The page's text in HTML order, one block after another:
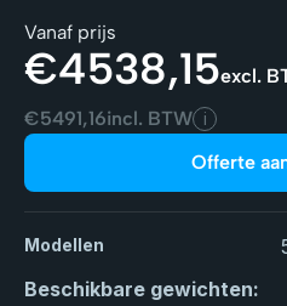
Vanaf prijs
€4538,15excl.
€5491,16incl. BTW i
Offerte
Modellen
Beschikbare gewichten: